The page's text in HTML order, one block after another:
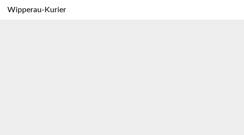
Wipperau-Kurier